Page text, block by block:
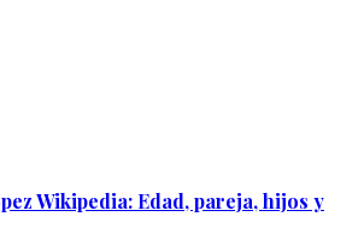
Wikipedia: Edad, pareja, hijos y